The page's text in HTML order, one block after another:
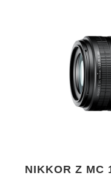
NIKKOR Z MC